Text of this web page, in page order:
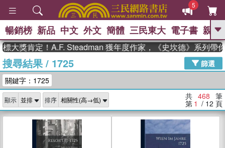
5
GO
The Odyssey 、
父親節 、 如果歷史是一群喵 、 暑期
念華 、 台灣的李登輝時代 、 數學女
孩：黎曼猜想
偉大的迷走神經
暢銷榜 新品 中文 外文 簡體 三民東大 電子書 親子
定！A.F. Steadman 獲年度作家，《史坎德》系列帶你踏上
搜尋結果/ 1725
篩選
關鍵字：1725
顯示 排序 共 468 筆
第 1 / 12 頁